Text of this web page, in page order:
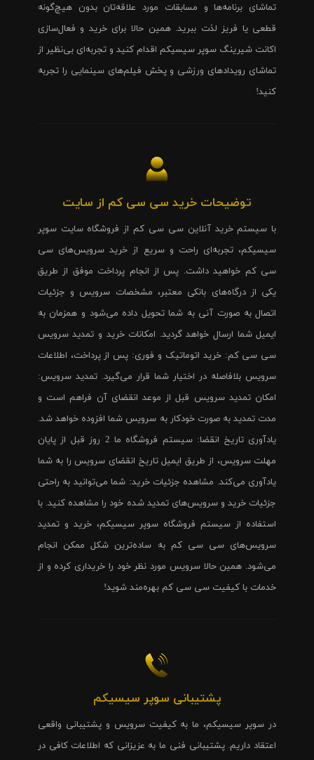
تماشای برنامه‌ها و مسابقات مورد علاقه‌تان بدون هیچ‌گونه
قطعی یا فریز لذت ببرید. همین حالا برای خرید و فعال‌سازی
اکانت شیرینگ سوپر سیسیکم اقدام کنید و تجربه‌ای بی‌نظیر از
تماشای رویدادهای ورزشی و پخش فیلم‌های سینمایی را تجربه
کنید!
توضیحات خرید سی سی کم از سایت
با سیستم خرید آنلاین سی سی کم از فروشگاه سایت سوپر
سیسیکم، تجربه‌ای راحت و سریع از خرید سرویس‌های سی
سی کم خواهید داشت. پس از انجام پرداخت موفق از طریق
یکی از درگاه‌های بانکی معتبر، مشخصات سرویس و جزئیات
اتصال به صورت آنی به شما تحویل داده می‌شود و همزمان به
ایمیل شما ارسال خواهد گردید. امکانات خرید و تمدید سرویس
سی سی کم: خرید اتوماتیک و فوری: پس از پرداخت، اطلاعات
سرویس بلافاصله در اختیار شما قرار می‌گیرد. تمدید سرویس:
امکان تمدید سرویس قبل از موعد انقضای آن فراهم است و
مدت تمدید به صورت خودکار به سرویس شما افزوده خواهد شد.
یادآوری تاریخ انقضا: سیستم فروشگاه ما 2 روز قبل از پایان
مهلت سرویس، از طریق ایمیل تاریخ انقضای سرویس را به شما
یادآوری می‌کند. مشاهده جزئیات خرید: شما می‌توانید به راحتی
جزئیات خرید و سرویس‌های تمدید شده خود را مشاهده کنید. با
استفاده از سیستم فروشگاه سوپر سیسیکم، خرید و تمدید
سرویس‌های سی سی کم به ساده‌ترین شکل ممکن انجام
می‌شود. همین حالا سرویس مورد نظر خود را خریداری کرده و از
خدمات با کیفیت سی سی کم بهره‌مند شوید!
پشتیبانی سوپر سیسیکم
در سوپر سیسیکم، ما به کیفیت سرویس و پشتیبانی واقعی
اعتقاد داریم. پشتیبانی فنی ما به عزیزانی که اطلاعات کافی در